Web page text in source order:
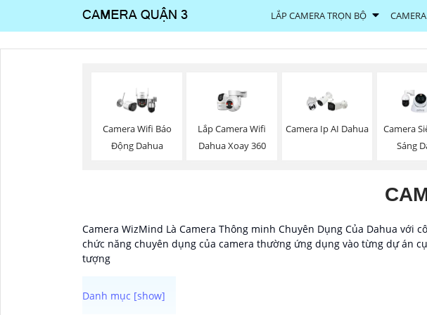
LẮP CAMERA TRỌN BỘ
Camera Wifi Báo
Động Dahua
Lắp Camera Wifi
Dahua Xoay 360
Camera Ip AI Dahua
Camera
Sáng
Camera WizMind Là Camera Thông minh Chuyên Dụng Của Dahua
chức năng chuyên dụng của camera thường ứng dụng vào từng dự án
tượng